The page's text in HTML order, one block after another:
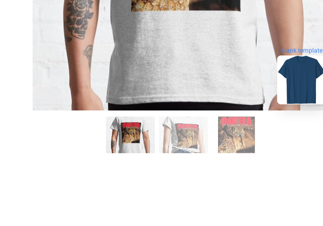
blank template